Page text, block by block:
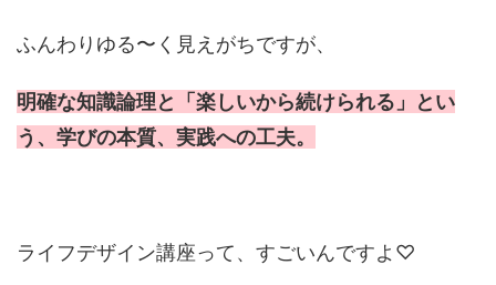
ふんわりゆる〜く見えがちですが、
明確な知識論理と「楽しいから続けられる」とい
う、学びの本質、実践への工夫。
ライフデザイン講座って、すごいんですよ♡